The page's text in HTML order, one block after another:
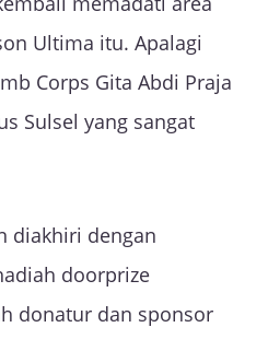
Ultima itu. Apalagi
Corps Gita Abdi Praja
Sulsel yang sangat
diakhiri dengan
doorprize
donatur dan sponsor